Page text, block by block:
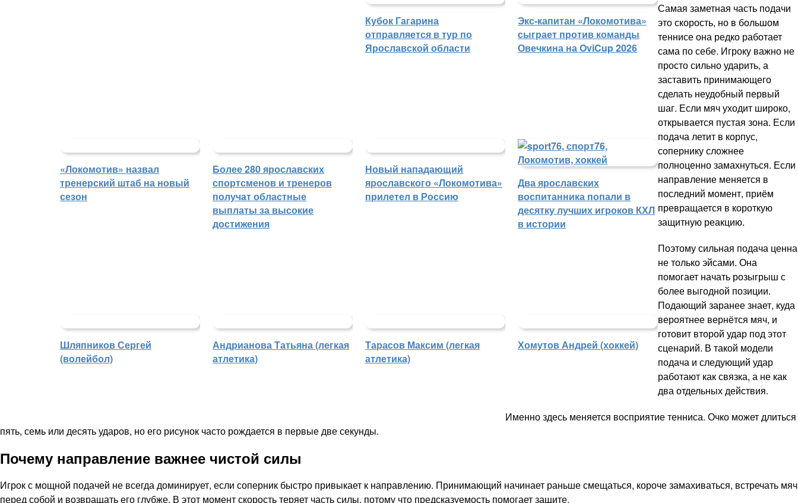
Кубок Гагарина
отправляется в тур по
Ярославской области
Экс-капитан «Локомотива»
сыграет против команды
Овечкина на OviCup 2026
«Локомотив» назвал
тренерский штаб на новый
сезон
Более 280 ярославских
спортсменов и тренеров
получат областные
выплаты за высокие
достижения
Новый нападающий
ярославского «Локомотива»
прилетел в Россию
Два ярославских
воспитанника попали в
десятку лучших игроков КХЛ
в истории
Шляпников Сергей
(волейбол)
Андрианова Татьяна (легкая
атлетика)
Тарасов Максим (легкая
атлетика)
Хомутов Андрей (хоккей)
Самая заметная часть подачи
это скорость, но в большом
теннисе она редко работает
сама по себе. Игроку важно не
просто сильно ударить, а
заставить принимающего
сделать неудобный первый
шаг. Если мяч уходит широко,
открывается пустая зона. Если
подача летит в корпус,
сопернику сложнее
полноценно замахнуться. Если
направление меняется в
последний момент, приём
превращается в короткую
защитную реакцию.
Поэтому сильная подача ценна
не только эйсами. Она
помогает начать розыгрыш с
более выгодной позиции.
Подающий заранее знает, куда
вероятнее вернётся мяч, и
готовит второй удар под этот
сценарий. В такой модели
подача и следующий удар
работают как связка, а не как
два отдельных действия.
Именно здесь меняется восприятие тенниса. Очко может длиться
пять, семь или десять ударов, но его рисунок часто рождается в первые две секунды.
Почему направление важнее чистой силы
Игрок с мощной подачей не всегда доминирует, если соперник быстро привыкает к направлению. Принимающий начинает раньше смещаться, короче замахиваться, встречать мяч
перед собой и возвращать его глубже. В этот момент скорость теряет часть силы, потому что предсказуемость помогает защите.